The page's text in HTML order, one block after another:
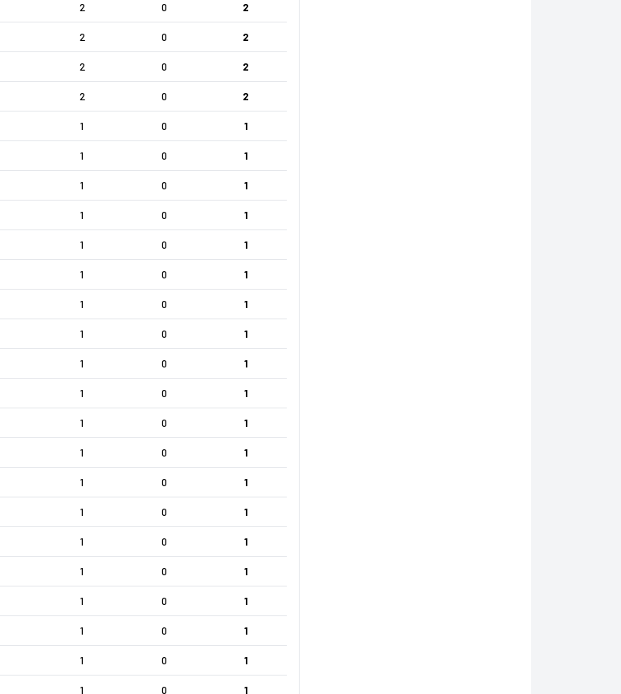
2 0 2
2 0 2
2 0 2
2 0 2
1 0 1
1 0 1
1 0 1
1 0 1
1 0 1
1 0 1
1 0 1
1 0 1
1 0 1
1 0 1
1 0 1
1 0 1
1 0 1
1 0 1
1 0 1
1 0 1
1 0 1
1 0 1
1 0 1
1 0 1